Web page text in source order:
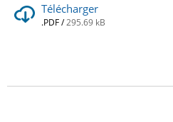
Télécharger
.PDF/295.69 kB